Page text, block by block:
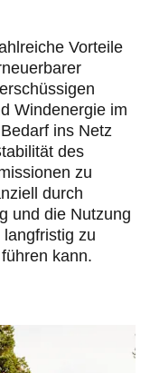
Vorteile
Windenergie im
ins Netz
des
zu
durch
und die Nutzung
zu
kann.